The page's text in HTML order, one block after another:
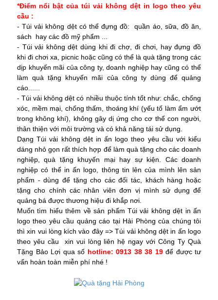
*Điểm nổi bật của túi vải không dệt in logo theo yêu
cầu :
- Túi vải không dệt có thể đựng đồ: quần áo, sữa, đồ ăn,
sách hay các đồ mỹ phẩm ...
- Túi vải không dệt dùng khi đi chợ, đi chơi, hay đựng đồ
khi đi chơi xa, picnic hoặc cũng có thể là quà tặng trong các
dịp khuyến mãi của công ty, doanh nghiệp hay cũng có thể
làm quà tặng khuyến mãi của công ty dùng để quảng
cáo......
- Túi vải không dệt có nhiều thuộc tính tốt như: chắc, chống
xóc, mềm mại, chống thấm, thoáng khí (yếu tố làm ẩm ướt
trong không khí), không gây dị ứng cho cơ thể con người,
thân thiện với môi trường và có khả năng tái sử dụng.
DạngTúi vải không dệt in ấn logo theo yêu cầu với kiểu
dáng nhỏ gọn rất thích hợp để làm quà tặng cho các doanh
nghiệp, quà tặng khuyến mại hay sự kiện. Các doanh
nghiệp có thể in ấn logo, thông tin lên của mình lên sản
phẩm - dùng để tặng cho các đối tác, khách hàng hoặc
tặng cho chính các nhân viên đơn vị mình sử dụng để
quảng bá được thương hiệu đi khắp nơi.
Muốn tìm hiểu thêm về sản phẩm Túi vải không dệt in ấn
logo theo yêu cầu quảng cáo tại Hải Phòng của chúng tôi
thì xin vui lòng kích vào đây =>Túi vải không dệt in ấn logo
theo yêu cầu xin vui lòng liên hệ ngay vớiCông Ty Quà
Tặng Bảo Lợi qua số hotline: 0913 38 38 19để được tư
vấn hoàn toàn miễn phí nhé !